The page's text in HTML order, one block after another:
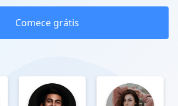
Comece grátis